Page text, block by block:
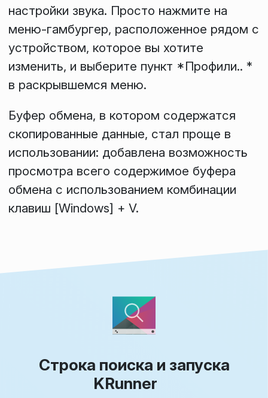
настройки звука. Просто нажмите на
меню-гамбургер, расположенное рядом с
устройством, которое вы хотите
изменить, и выберите пункт *Профили.. *
в раскрывшемся меню.
Буфер обмена, в котором содержатся
скопированные данные, стал проще в
использовании: добавлена возможность
просмотра всего содержимое буфера
обмена с использованием комбинации
клавиш [Windows] + V.
Строка поиска и запуска
KRunner